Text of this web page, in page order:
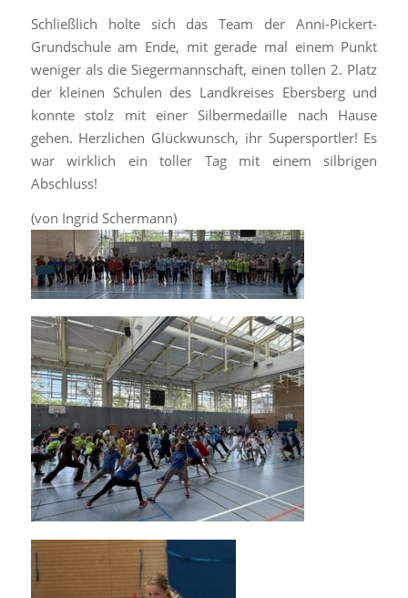
Schließlich holte sich das Team der Anni-Pickert-
Grundschule am Ende, mit gerade mal einem Punkt
weniger als die Siegermannschaft, einen tollen 2. Platz
der kleinen Schulen des Landkreises Ebersberg und
konnte stolz mit einer Silbermedaille nach Hause
gehen. Herzlichen Glückwunsch, ihr Supersportler! Es
war wirklich ein toller Tag mit einem silbrigen
Abschluss!
(von Ingrid Schermann)